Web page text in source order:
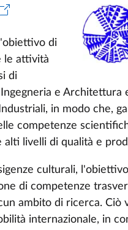
di
le attività
di
e Architettura
, in modo che,
competenze
livelli di qualità e
culturali,
di competenze
ambito di ricerca. Ciò
internazionale, in